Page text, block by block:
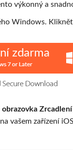
výkonný a
Windows.
zdarma
obrazovka Zrcadlení
vašem zařízení